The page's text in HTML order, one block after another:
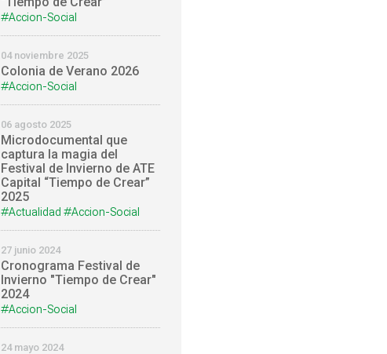
#Accion-Social
04 noviembre 2025
Colonia de Verano 2026
#Accion-Social
06 agosto 2025
Microdocumental que
captura la magia del
Festival de Invierno de ATE
Capital “Tiempo de Crear”
2025
#Actualidad #Accion-Social
27 junio 2024
Cronograma Festival de
Invierno "Tiempo de Crear"
2024
#Accion-Social
24 mayo 2024